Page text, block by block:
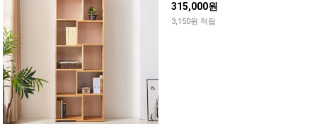
315,000원
3,150원 적립